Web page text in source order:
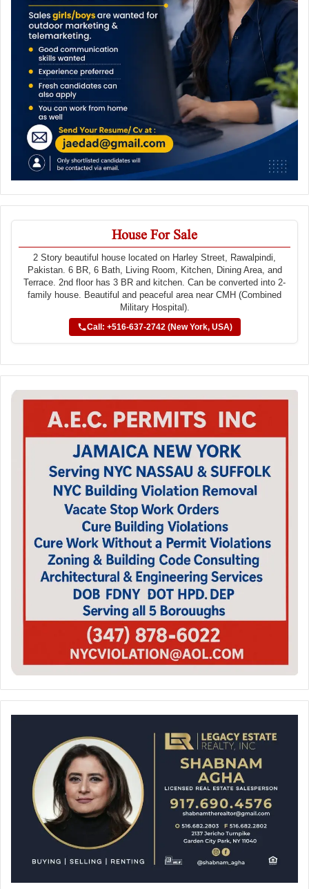
House For Sale
2 Story beautiful house located on Harley Street, Rawalpindi,
Pakistan. 6 BR, 6 Bath, Living Room, Kitchen, Dining Area, and
Terrace. 2nd floor has 3 BR and kitchen. Can be converted into 2-
family house. Beautiful and peaceful area near CMH (Combined
Military Hospital).
Call: +516-637-2742 (New York, USA)